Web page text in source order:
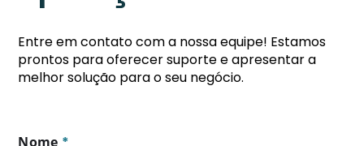
Entre em contato com a nossa equipe! Estamos
prontos para oferecer suporte e apresentar a
melhor solução para o seu negócio.
Nome